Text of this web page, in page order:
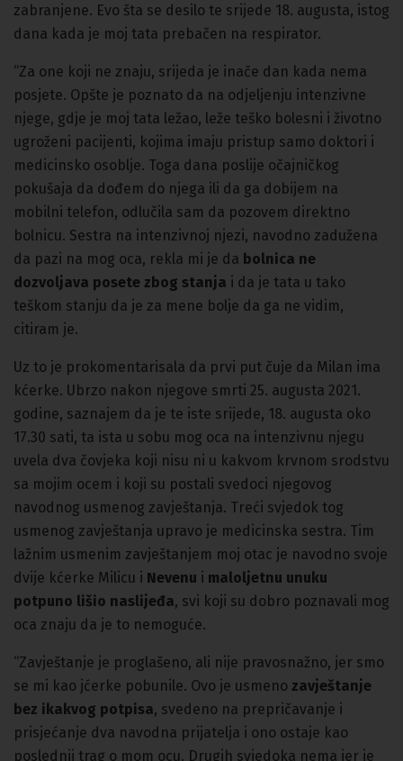
zabranjene. Evo šta se desilo te srijede 18. augusta, istog
dana kada je moj tata prebačen na respirator.
“Za one koji ne znaju, srijeda je inače dan kada nema
posjete. Opšte je poznato da na odjeljenju intenzivne
njege, gdje je moj tata ležao, leže teško bolesni i životno
ugroženi pacijenti, kojima imaju pristup samo doktori i
medicinsko osoblje. Toga dana poslije očajničkog
pokušaja da dođem do njega ili da ga dobijem na
mobilni telefon, odlučila sam da pozovem direktno
bolnicu. Sestra na intenzivnoj njezi, navodno zadužena
da pazi na mog oca, rekla mi je da bolnica ne
dozvoljava posete zbog stanja i da je tata u tako
teškom stanju da je za mene bolje da ga ne vidim,
citiram je.
Uz to je prokomentarisala da prvi put čuje da Milan ima
kćerke. Ubrzo nakon njegove smrti 25. augusta 2021.
godine, saznajem da je te iste srijede, 18. augusta oko
17.30 sati, ta ista u sobu mog oca na intenzivnu njegu
uvela dva čovjeka koji nisu ni u kakvom krvnom srodstvu
sa mojim ocem i koji su postali svedoci njegovog
navodnog usmenog zavještanja. Treći svjedok tog
usmenog zavještanja upravo je medicinska sestra. Tim
lažnim usmenim zavještanjem moj otac je navodno svoje
dvije kćerke Milicu i Nevenu i maloljetnu unuku
potpuno lišio naslijeđa, svi koji su dobro poznavali mog
oca znaju da je to nemoguće.
“Zavještanje je proglašeno, ali nije pravosnažno, jer smo
se mi kao jćerke pobunile. Ovo je usmeno zavještanje
bez ikakvog potpisa, svedeno na prepričavanje i
prisjećanje dva navodna prijatelja i ono ostaje kao
poslednji trag o mom ocu. Drugih svjedoka nema jer je